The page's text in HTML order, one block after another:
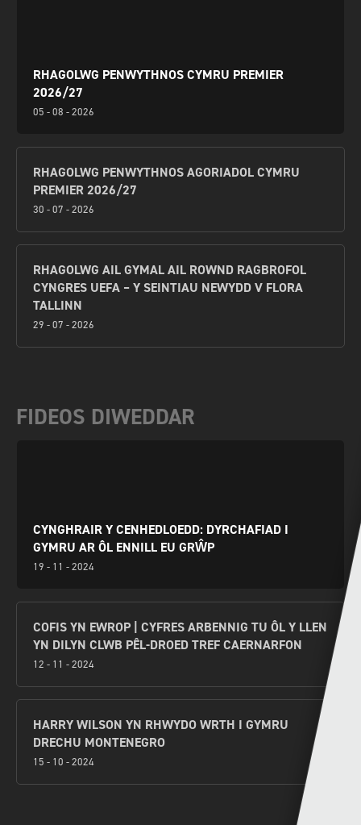
RHAGOLWG PENWYTHNOS CYMRU PREMIER
2026/27
05 - 08 - 2026
RHAGOLWG PENWYTHNOS AGORIADOL CYMRU
PREMIER 2026/27
30 - 07 - 2026
RHAGOLWG AIL GYMAL AIL ROWND RAGBROFOL
CYNGRES UEFA – Y SEINTIAU NEWYDD V FLORA
TALLINN
29 - 07 - 2026
FIDEOS DIWEDDAR
CYNGHRAIR Y CENHEDLOEDD: DYRCHAFIAD I
GYMRU AR ÔL ENNILL EU GRŴP
19 - 11 - 2024
COFIS YN EWROP | CYFRES ARBENNIG TU ÔL Y LLEN
YN DILYN CLWB PÊL-DROED TREF CAERNARFON
12 - 11 - 2024
HARRY WILSON YN RHWYDO WRTH I GYMRU
DRECHU MONTENEGRO
15 - 10 - 2024